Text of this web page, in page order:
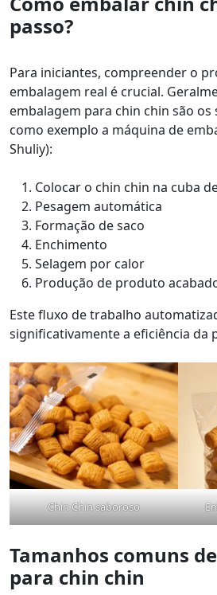
passo?
Para iniciantes, compreender o
embalagem real é crucial.
embalagem para chin chin são
como exemplo a máquina de
Shuliy):
Colocar o chin chin na cuba
Pesagem automática
Formação de saco
Enchimento
Selagem por calor
Produção de produto
Este fluxo de trabalho
significativamente a eficiência da
Chin Chin saboroso
Tamanhos comuns
para chin chin